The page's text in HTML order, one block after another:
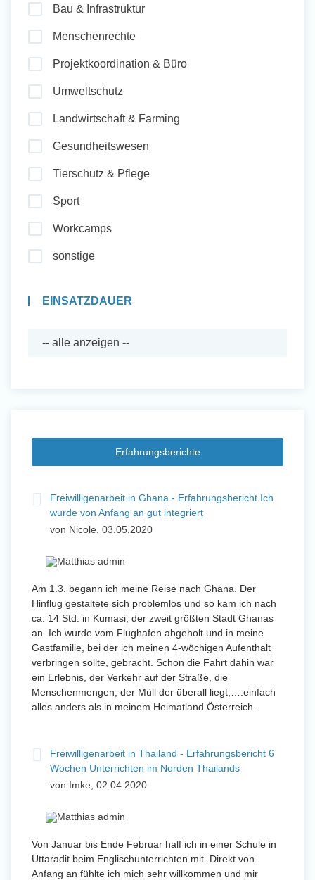
Initiativbewerbung
Bau & Infrastruktur
Menschenrechte
Projektkoordination & Büro
Umweltschutz
Landwirtschaft & Farming
Gesundheitswesen
Tierschutz & Pflege
Sport
Workcamps
sonstige
EINSATZDAUER
Erfahrungsberichte
Freiwilligenarbeit in Ghana - Erfahrungsbericht Ich
wurde von Anfang an gut integriert
von Nicole, 03.05.2020
Am 1.3. begann ich meine Reise nach Ghana. Der
Hinflug gestaltete sich problemlos und so kam ich nach
ca. 14 Std. in Kumasi, der zweit größten Stadt Ghanas
an. Ich wurde vom Flughafen abgeholt und in meine
Gastfamilie, bei der ich meinen 4-wöchigen Aufenthalt
verbringen sollte, gebracht. Schon die Fahrt dahin war
ein Erlebnis, der Verkehr auf der Straße, die
Menschenmengen, der Müll der überall liegt,….einfach
alles anders als in meinem Heimatland Österreich.
Freiwilligenarbeit in Thailand - Erfahrungsbericht 6
Wochen Unterrichten im Norden Thailands
von Imke, 02.04.2020
Von Januar bis Ende Februar half ich in einer Schule in
Uttaradit beim Englischunterrichten mit. Direkt von
Anfang an fühlte ich mich sehr willkommen und mir